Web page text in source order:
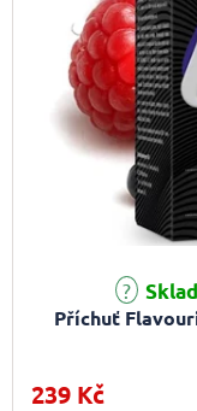
Příchuť
239 Kč